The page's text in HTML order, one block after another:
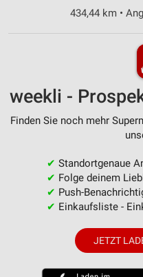
434,44 km •
weekli -
Finden Sie noch mehr
✔ Standortgenaue
✔ Folge deinem
✔ Push-
✔ Einkaufsliste -
JETZT